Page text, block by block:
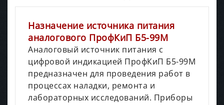
Назначение источника питания
аналогового ПрофКиП Б5-99М
Аналоговый источник питания с
цифровой индикацией ПрофКиП Б5-99М
предназначен для проведения работ в
процессах наладки, ремонта и
лабораторных исследований. Приборы